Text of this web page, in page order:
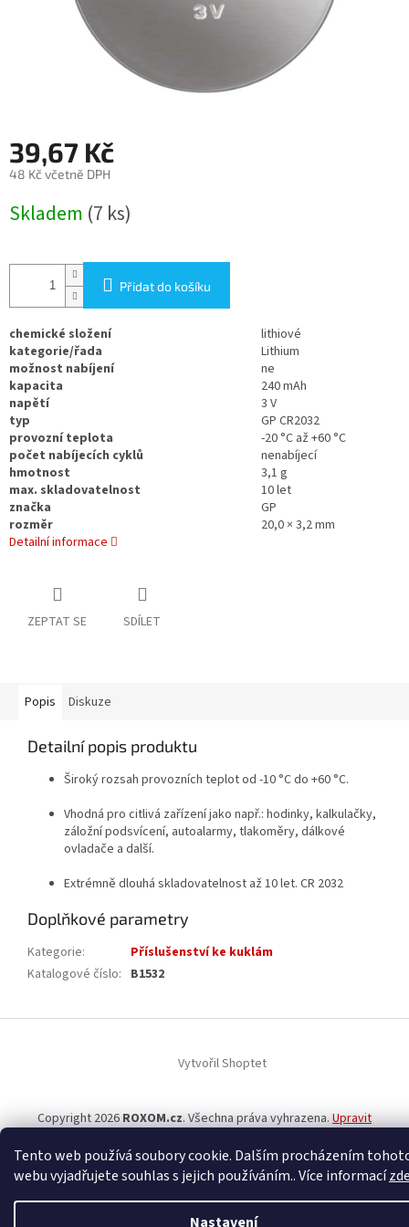
Tento web používá soubory cookie. Dalším procházením
webu vyjadřujete souhlas s jejich používáním.. Více informací
Nastavení
39,67 Kč
48 Kč včetně DPH
cena:
Skladem (7 ks)
Přidat do košíku
chemické složení
lithiové
kategorie/řada
Lithium
možnost nabíjení
ne
kapacita
240 mAh
napětí
3 V
typ
GP CR2032
provozní teplota
-20 °C až +60 °C
počet nabíjecích cyklů
nenabíjecí
hmotnost
3,1 g
max. skladovatelnost
10 let
značka
GP
rozměr
20,0 × 3,2 mm
Detailní informace
ZEPTAT SE SDÍLET
Popis Diskuze
Detailní popis produktu
Široký rozsah provozních teplot od -10 °C do +60 °C.
Vhodná pro citlivá zařízení jako např.: hodinky, kalkulačky,
záložní podsvícení, autoalarmy, tlakoměry, dálkové
ovladače a další.
Extrémně dlouhá skladovatelnost až 10 let. CR 2032
Doplňkové parametry
Kategorie:
Příslušenství ke kuklám
Katalogové číslo: B1532
í
Vytvořil Shoptet
Copyright 2026ROXOM.cz. Všechna práva vyhrazena.Upravit